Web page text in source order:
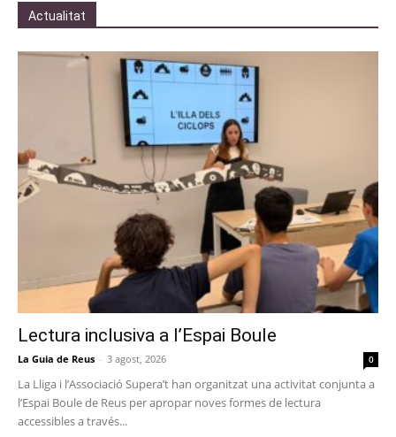
Actualitat
Lectura inclusiva a l’Espai Boule
La Guia de Reus - 3 agost, 2026 0
La Lliga i l’Associació Supera’t han organitzat una activitat conjunta a
l’Espai Boule de Reus per apropar noves formes de lectura
accessibles a través...